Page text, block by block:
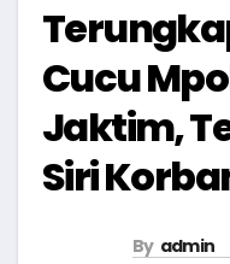
Cucu
Jaktim,
Siri
By admin